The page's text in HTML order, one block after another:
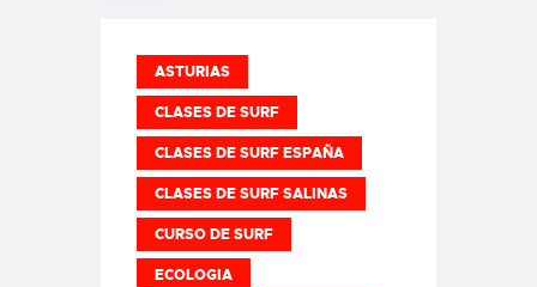
ASTURIAS
CLASES DE SURF
CLASES DE SURF ESPAÑA
CLASES DE SURF SALINAS
CURSO DE SURF
ECOLOGIA